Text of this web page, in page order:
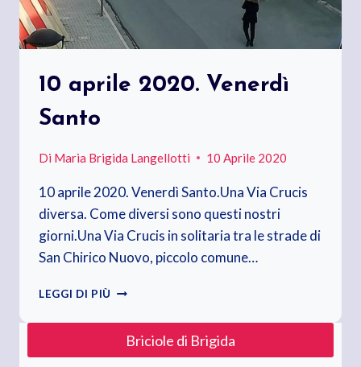
10 aprile 2020. Venerdì
Santo
Di Maria Brigida Langellotti 10 Aprile 2020
10 aprile 2020. Venerdì Santo.Una Via Crucis
diversa. Come diversi sono questi nostri
giorni.Una Via Crucis in solitaria tra le strade di
San Chirico Nuovo, piccolo comune…
LEGGI DI PIÙ 10
2020.
VENERDÌ
SANTO
Briciole di Brigida